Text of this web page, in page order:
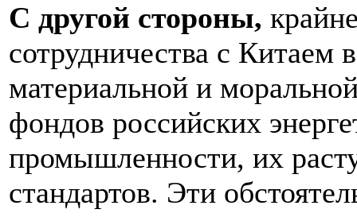
С другой стороны,
сотрудничества с Китаем
материальной и
фондов российских
промышленности, их
стандартов. Эти